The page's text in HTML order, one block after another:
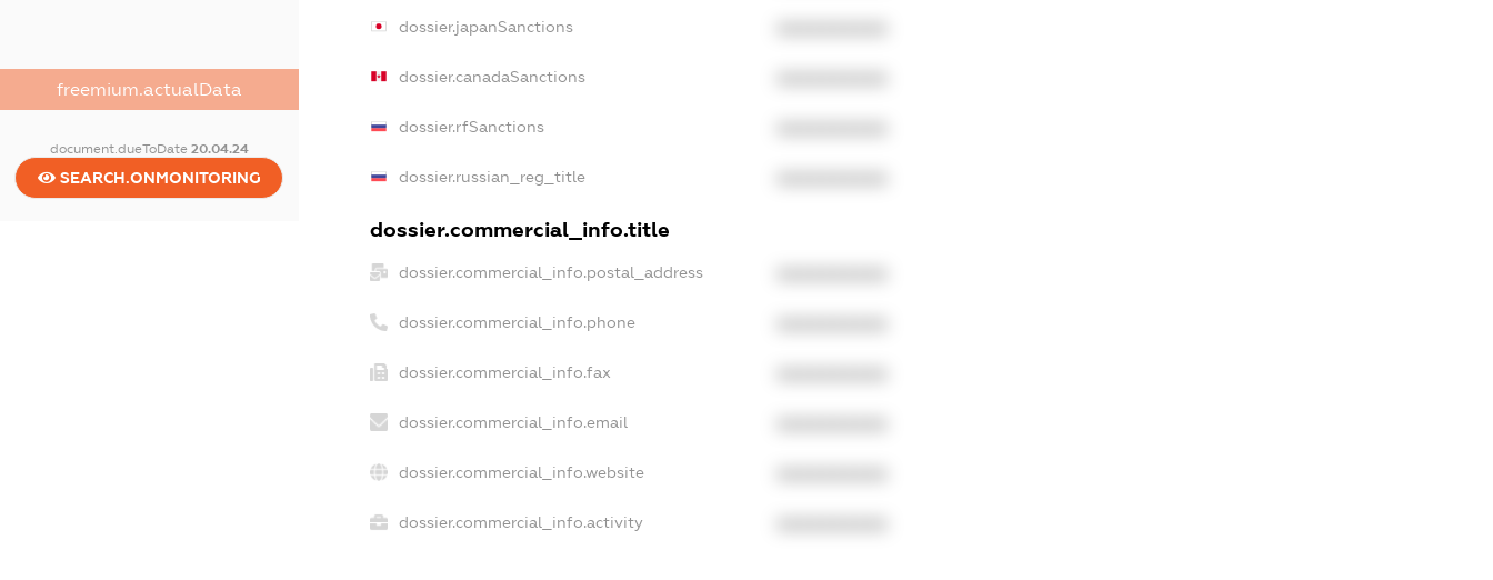
freemium.actualData
document.dueToDate 20.04.24
SEARCH.ONMONITORING
dossier.japanSanctions
dossier.canadaSanctions
dossier.rfSanctions
dossier.russian_reg_title
dossier.commercial_info.title
dossier.commercial_info.postal_address
dossier.commercial_info.phone
dossier.commercial_info.fax
dossier.commercial_info.email
dossier.commercial_info.website
dossier.commercial_info.activity